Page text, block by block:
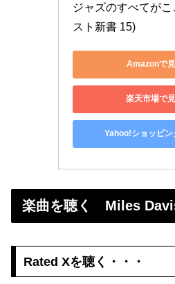
ジャズのすべてが
スト新書 15)
Amazonで
楽天市場で
Yahoo!ショッピン
楽曲を聴く Miles
Rated Xを聴く・・・